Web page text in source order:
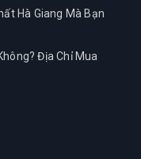
Hà Giang Mà Bạn
Địa Chỉ Mua